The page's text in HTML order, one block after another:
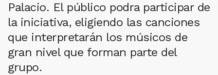
Palacio. El público podra participar de
la iniciativa, eligiendo las canciones
que interpretarán los músicos de
gran nivel que forman parte del
grupo.